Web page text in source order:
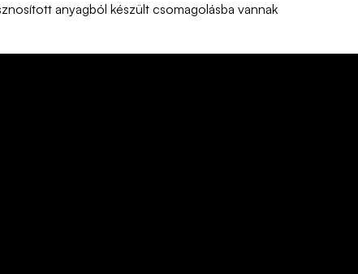
anyagból készült csomagolásba vannak